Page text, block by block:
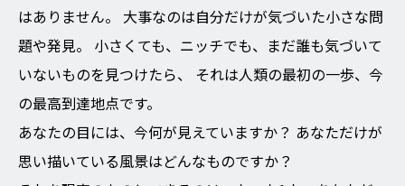
はありません。
大事なのは自分だけが気づいた小さな問
題や発見。
小さくても、ニッチでも、まだ誰も気づいて
いないものを見つけたら、
それは人類の最初の一歩、今
の最高到達地点です。
あなたの目には、今何が見えていますか？ あなただけが
思い描いている風景はどんなものですか？